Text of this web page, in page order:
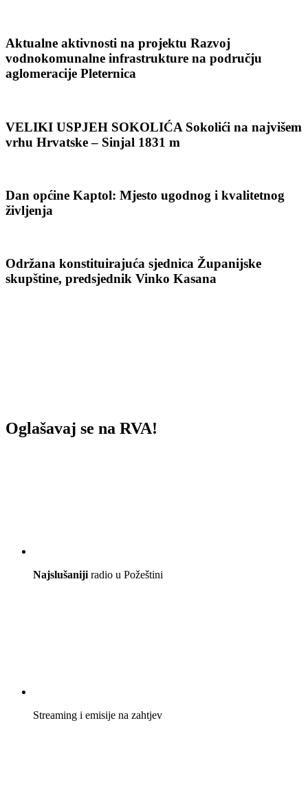
Aktualne aktivnosti na projektu Razvoj
vodnokomunalne infrastrukture na području
aglomeracije Pleternica
VELIKI USPJEH SOKOLIĆA Sokolići na najvišem
vrhu Hrvatske – Sinjal 1831 m
Dan općine Kaptol: Mjesto ugodnog i kvalitetnog
življenja
Održana konstituirajuća sjednica Županijske
skupštine, predsjednik Vinko Kasana
Oglašavaj se na RVA!
Najslušaniji radio u Požeštini
Streaming i emisije na zahtjev